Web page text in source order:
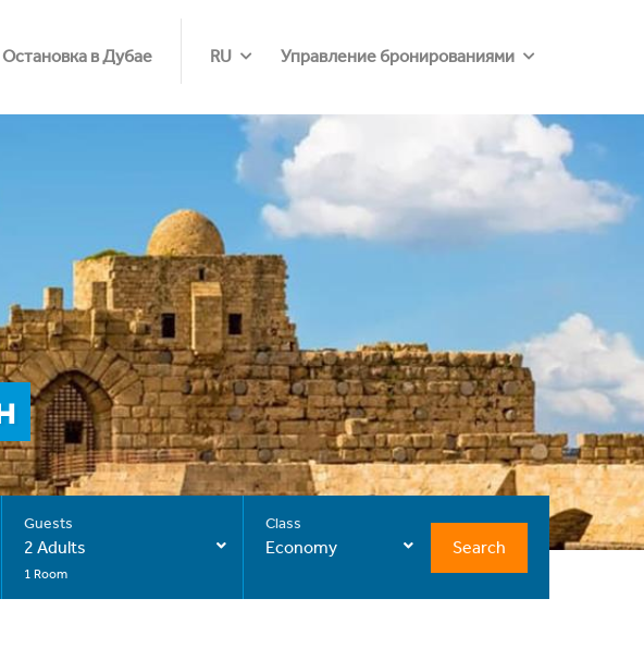
Остановка в Дубае RU Управление бронированиями
Guests
2 Adults
1 Room
Class
Economy Search